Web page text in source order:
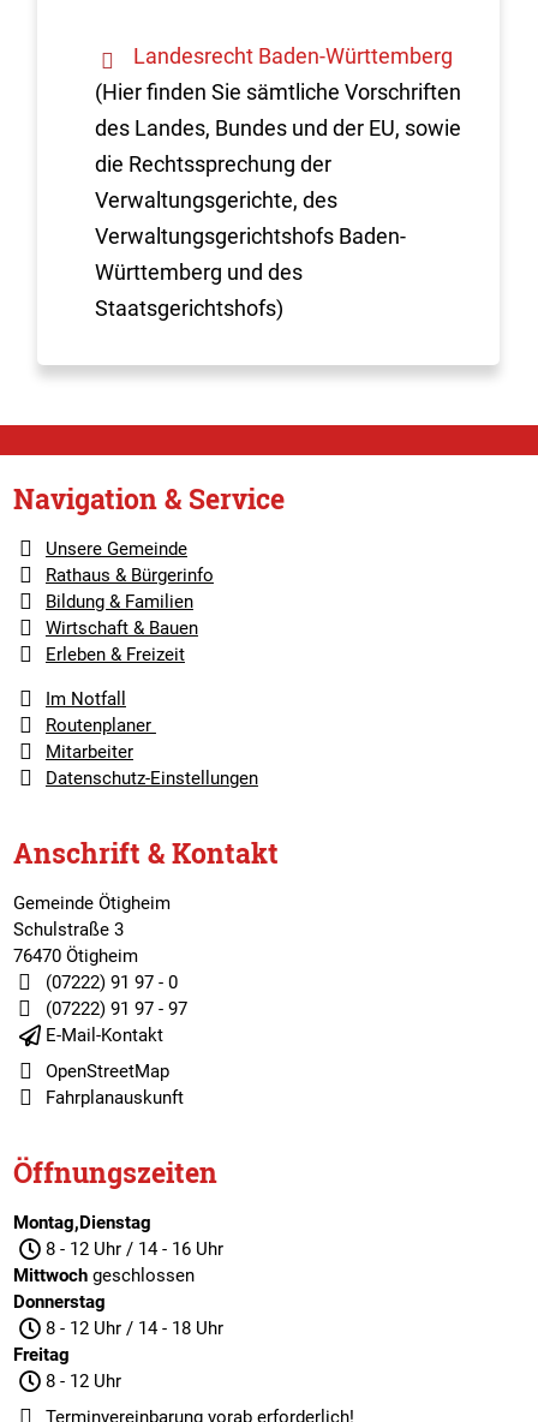
Landesrecht Baden-Württemberg
(Hier finden Sie sämtliche Vorschriften
des Landes, Bundes und der EU, sowie
die Rechtssprechung der
Verwaltungsgerichte, des
Verwaltungsgerichtshofs Baden-
Württemberg und des
Staatsgerichtshofs)
Navigation & Service
Unsere Gemeinde
Rathaus & Bürgerinfo
Bildung & Familien
Wirtschaft & Bauen
Erleben & Freizeit
Im Notfall
Routenplaner
Mitarbeiter
Datenschutz-Einstellungen
Anschrift & Kontakt
Gemeinde Ötigheim
Schulstraße 3
76470 Ötigheim
(07222) 91 97 - 0
(07222) 91 97 - 97
E-Mail-Kontakt
OpenStreetMap
Fahrplanauskunft
Öffnungszeiten
Montag,Dienstag
8 - 12 Uhr / 14 - 16 Uhr
Mittwochgeschlossen
Donnerstag
8 - 12 Uhr / 14 - 18 Uhr
Freitag
8 - 12 Uhr
Terminvereinbarungvorab erforderlich!